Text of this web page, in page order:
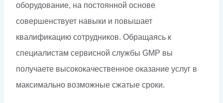
оборудование, на постоянной основе
совершенствует навыки и повышает
квалификацию сотрудников. Обращаясь к
специалистам сервисной службы GMP вы
получаете высококачественное оказание услуг в
максимально возможные сжатые сроки.